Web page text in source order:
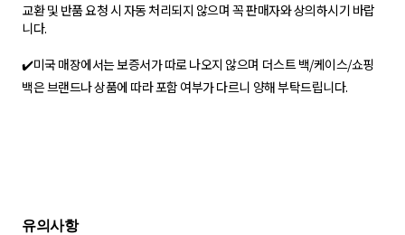
교환 및 반품 요청 시 자동 처리되지 않으며 꼭 판매자와 상의하시기 바랍
니다.
✔️미국 매장에서는 보증서가 따로 나오지 않으며 더스트 백/케이스/쇼핑
백은 브랜드나 상품에 따라 포함 여부가 다르니 양해 부탁드립니다.
유의사항